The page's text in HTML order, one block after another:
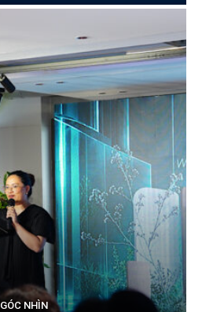
GÓC NHÌN